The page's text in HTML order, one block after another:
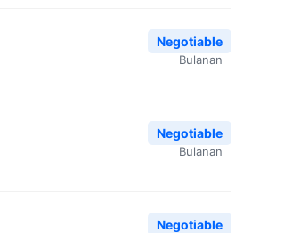
Negotiable
Bulanan
Negotiable
Bulanan
Negotiable